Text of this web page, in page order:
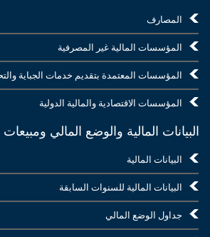
المصارف
المؤسسات المالية غير المصرفية
المؤسسات المعتمدة بتقديم خدمات الجباية
المؤسسات الاقتصادية والمالية الدولية
البيانات المالية والوضع المالي ومبيعات
البيانات المالية
البيانات المالية للسنوات السابقة
جداول الوضع المالي